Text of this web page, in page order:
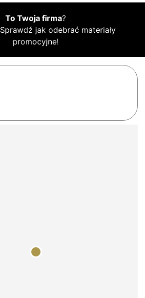
To Twoja firma?
Sprawdź jak odebrać materiały
promocyjne!